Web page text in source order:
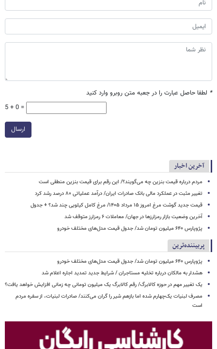
* لطفا حاصل عبارت را در جعبه متن روبرو وارد کنید
5 + 0 =
ارسال
آخرین اخبار
مردم درباره قیمت بنزین چه می‌گویند؟/ این رقم برای قیمت بنزین منطقی است
تغییر مثبت در عملکرد مالی بانک صادرات ایران/ درآمد عملیاتی ۸۰ درصد رشد کرد
قیمت جدید گوشت مرغ امروز ۱۵ مرداد ۱۴۰۵/ مرغ کامل کیلویی چند شد؟ + جدول
آخرین وضعیت بازار رمزارزها در جهان/ معاملات ۶ رمزارز متوقف شد
پژوپارس ۶۴۰ میلیون تومان شد/ جدول قیمت مدل‌های مختلف خودرو
پربیننده‌ترین
پژوپارس ۶۴۰ میلیون تومان شد/ جدول قیمت مدل‌های مختلف خودرو
هشدار به مالکان درباره تخلیه مستاجران / شرایط جدید تمدید اجاره اعلام شد
یک تغییر مهم در حوزه کالابرگ/ رقم کالابرگ یک میلیون تومانی چه زمانی افزایش خواهد یافت؟
مصرف لبنیات یک‌چهارم شده اما بازهم شیر را گران می‌کنند/ صادرات لبنیات، از سفره مردم
است